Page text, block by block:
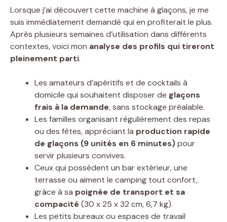
Lorsque j’ai découvert cette machine à glaçons, je me
suis immédiatement demandé qui en profiterait le plus.
Après plusieurs semaines d’utilisation dans différents
contextes, voici mon analyse des profils qui tireront
pleinement parti.
Les amateurs d’apéritifs et de cocktails à
domicile qui souhaitent disposer de glaçons
frais à la demande, sans stockage préalable.
Les familles organisant régulièrement des repas
ou des fêtes, appréciant la production rapide
de glaçons (9 unités en 6 minutes)pour
servir plusieurs convives.
Ceux qui possèdent un bar extérieur, une
terrasse ou aiment le camping tout confort,
grâce à sa poignée de transport et sa
compacité (30 x 25 x 32 cm, 6,7 kg).
Les petits bureaux ou espaces de travail